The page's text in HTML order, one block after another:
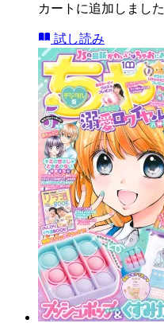
カートに追加しました
試し読み